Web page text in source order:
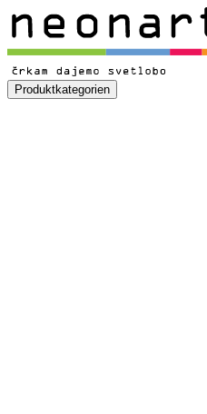
Produktkategorien